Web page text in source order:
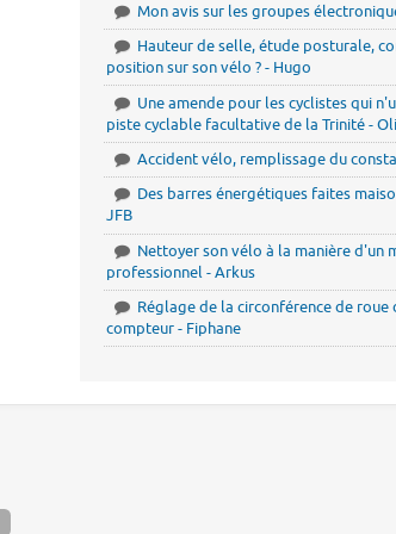
Mon avis sur les groupes
Hauteur de selle, étude posturale,
position sur son vélo ? - Hugo
Une amende pour les cyclistes qui
piste cyclable facultative de la Trinité -
Accident vélo, remplissage du
Des barres énergétiques faites
JFB
Nettoyer son vélo à la manière d'un
professionnel - Arkus
Réglage de la circonférence de roue
compteur - Fiphane